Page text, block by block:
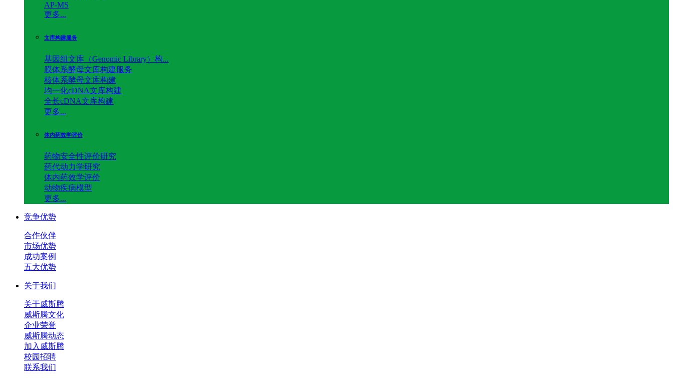
AP-MS
更多...
文库构建服务
基因组文库（Genomic Library）构...
膜体系酵母文库构建服务
核体系酵母文库构建
均一化cDNA文库构建
全长cDNA文库构建
更多...
体内药效学评价
药物安全性评价研究
药代动力学研究
体内药效学评价
动物疾病模型
更多...
竞争优势
合作伙伴
市场优势
成功案例
五大优势
关于我们
关于威斯腾
威斯腾文化
企业荣誉
威斯腾动态
加入威斯腾
校园招聘
联系我们